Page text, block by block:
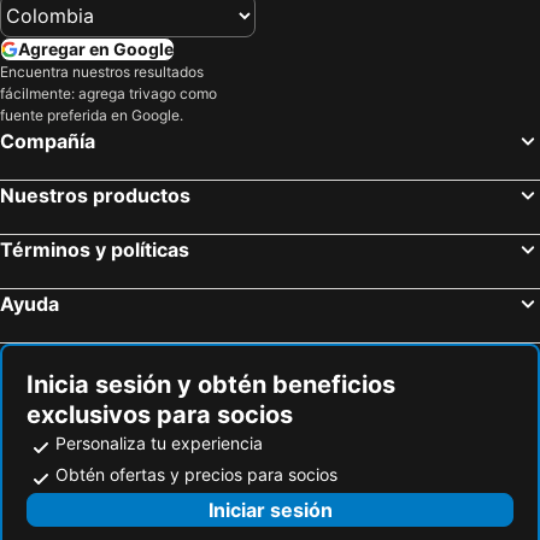
Dorado, Hoteles
Rincón, Hoteles
Mayaguez, Hoteles
Agregar en Google
Encuentra nuestros resultados
fácilmente: agrega trivago como
fuente preferida en Google.
Compañía
Nuestros productos
Términos y políticas
Ayuda
Inicia sesión y obtén beneficios
exclusivos para socios
Personaliza tu experiencia
Obtén ofertas y precios para socios
Iniciar sesión